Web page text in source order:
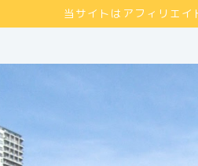
当サイトはアフィリエイ